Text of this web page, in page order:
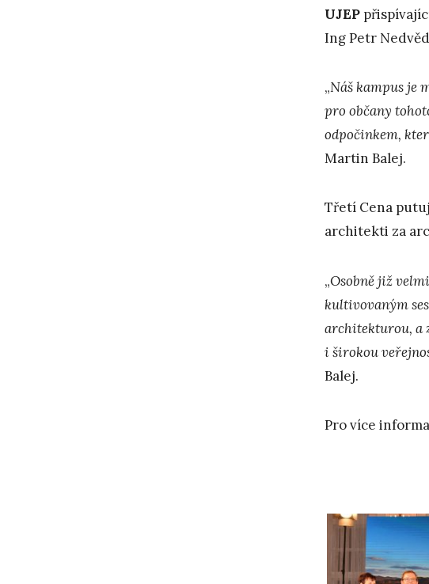
UJEP
Ing Petr
„Náš kampus je
pro občany
odpočinkem,
Martin Balej.
Třetí Cena
architekti za
„Osobně již
kultivovaným
architekturou, a
i širokou
Balej.
Pro více